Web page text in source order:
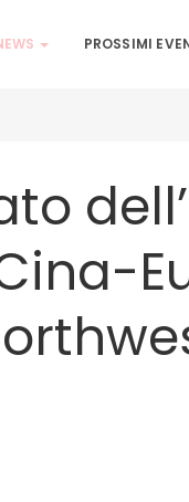
PROSSIMI